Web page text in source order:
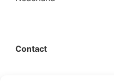
Contact